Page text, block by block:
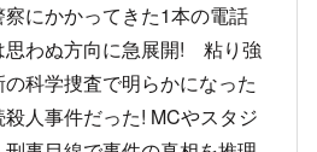
にかかってきた1本の電話
思わぬ方向に急展開! 粘り強
科学捜査で明らかになった
人事件だった! MCやスタジ